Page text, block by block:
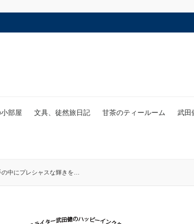
部屋 文具、徒然旅日記 甘茶のティールーム 武田
の中にプレシャスな輝きを…